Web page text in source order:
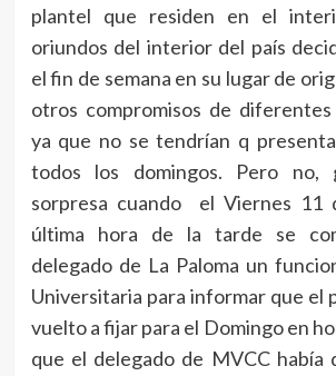
plantel que residen en el
oriundos del interior del país
el fin de semana en su lugar de
otros compromisos de
ya que no se tendrían q
todos los domingos. Pero no,
sorpresa cuando el Viernes 11
última hora de la tarde se
delegado de La Paloma un
Universitaria para informar que el
vuelto a fijar para el Domingo en
que el delegado de MVCC había